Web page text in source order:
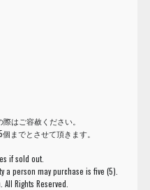
はご容赦ください。
までとさせて頂きます。
if sold out.
a person may purchase is five (5).
Rights Reserved.